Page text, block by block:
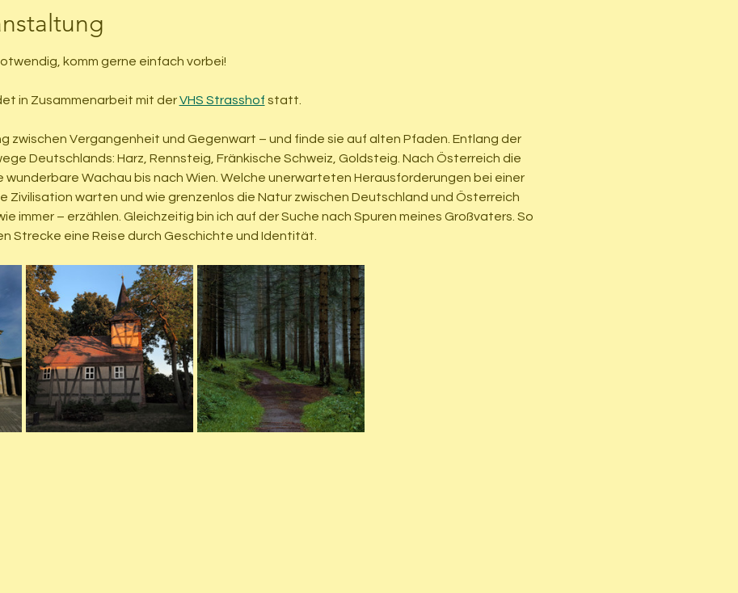
komm gerne einfach vorbei!
in Zusammenarbeit mit der VHS Strasshof statt.
zwischen Vergangenheit und Gegenwart – und finde sie auf alten Pfaden. Entlang der
Deutschlands: Harz, Rennsteig, Fränkische Schweiz, Goldsteig. Nach Österreich die
wunderbare Wachau bis nach Wien. Welche unerwarteten Herausforderungen bei einer
Zivilisation warten und wie grenzenlos die Natur zwischen Deutschland und Österreich
immer – erzählen. Gleichzeitig bin ich auf der Suche nach Spuren meines Großvaters. So
Strecke eine Reise durch Geschichte und Identität.